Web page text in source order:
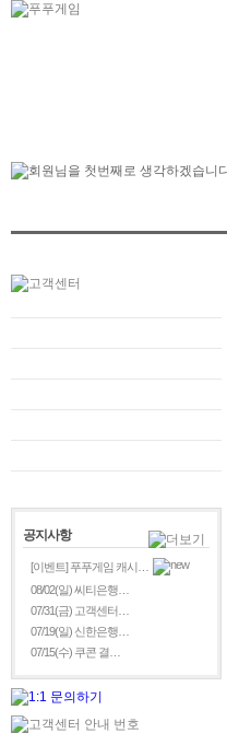
공지사항
[이벤트] 푸푸게임 캐시…
08/02(일) 씨티은행…
07/31(금) 고객센터…
07/19(일) 신한은행…
07/15(수) 쿠콘 결…